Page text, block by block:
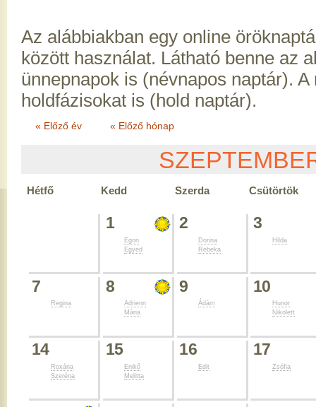
Az alábbiakban egy online
között használat. Látható benne az
ünnepnapok is (névnapos naptár). A
holdfázisokat is (hold naptár).
« Előző év « Előző hónap
Hétfő Kedd Szerda Csütörtök
1
Egon
Egyed
2
Dorina
Rebeka
3
Hilda
7
Regina
8
Adrienn
Mária
9
Ádám
10
Hunor
Nikolett
14
Roxána
Szeréna
15
Enikő
Melitta
16
Edit
17
Zsófia